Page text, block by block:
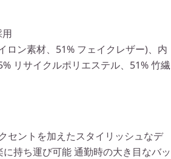
ロン素材、51% フェイクレザー)、内
リサイクルポリエステル、51% 竹繊
セントを加えたスタイリッシュなデ
持ち運び可能 通勤時の大き目なバッ